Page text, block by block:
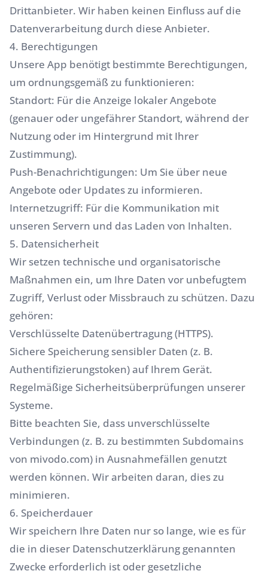
Drittanbieter. Wir haben keinen Einfluss auf die
Datenverarbeitung durch diese Anbieter.
4. Berechtigungen
Unsere App benötigt bestimmte Berechtigungen,
um ordnungsgemäß zu funktionieren:
Standort: Für die Anzeige lokaler Angebote
(genauer oder ungefährer Standort, während der
Nutzung oder im Hintergrund mit Ihrer
Zustimmung).
Push-Benachrichtigungen: Um Sie über neue
Angebote oder Updates zu informieren.
Internetzugriff: Für die Kommunikation mit
unseren Servern und das Laden von Inhalten.
5. Datensicherheit
Wir setzen technische und organisatorische
Maßnahmen ein, um Ihre Daten vor unbefugtem
Zugriff, Verlust oder Missbrauch zu schützen. Dazu
gehören:
Verschlüsselte Datenübertragung (HTTPS).
Sichere Speicherung sensibler Daten (z. B.
Authentifizierungstoken) auf Ihrem Gerät.
Regelmäßige Sicherheitsüberprüfungen unserer
Systeme.
Bitte beachten Sie, dass unverschlüsselte
Verbindungen (z. B. zu bestimmten Subdomains
von mivodo.com) in Ausnahmefällen genutzt
werden können. Wir arbeiten daran, dies zu
minimieren.
6. Speicherdauer
Wir speichern Ihre Daten nur so lange, wie es für
die in dieser Datenschutzerklärung genannten
Zwecke erforderlich ist oder gesetzliche